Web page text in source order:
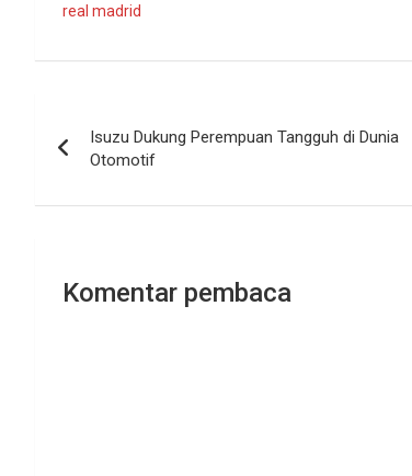
real madrid
pos
Isuzu Dukung Perempuan Tangguh di Dunia
Otomotif
Komentar pembaca